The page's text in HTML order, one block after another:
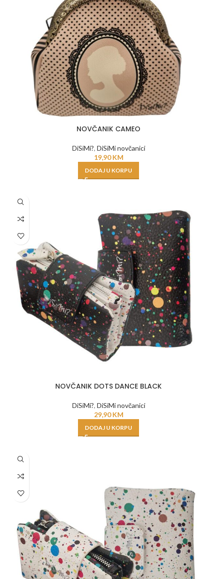
NOVČANIK CAMEO
DiSiMi?, DiSiMi novčanici
19,90KM
DODAJ U KORPU
NOVČANIK DOTS DANCE BLACK
DiSiMi?, DiSiMi novčanici
29,90KM
DODAJ U KORPU